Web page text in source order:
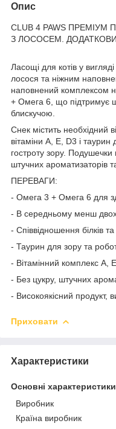
Опис
CLUB 4 PAWS
З ЛОСОСЕМ.
Ласощі для котів у
лосося та ніжним
наповнений комплексом
+ Омега 6, що підтримує
блискучою.
Снек містить необхідний
вітаміни A, E, D3 і
гостроту зору. Подушечки
штучних ароматизаторів
ПЕРЕВАГИ:
- Омега 3 + Омега 6 для
- В середньому менш
- Співвідношення білків
- Таурин для зору та
- Вітамінний комплекс A,
- Без цукру, штучних
- Високоякісний продукт,
Приховати
Характеристики
Основні характеристики
Виробник
Країна виробник